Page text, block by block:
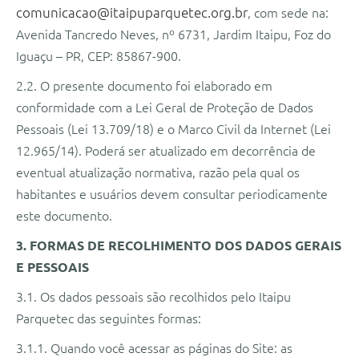
comunicacao@itaipuparquetec.org.br, com sede na:
Avenida Tancredo Neves, nº 6731, Jardim Itaipu, Foz do
Iguaçu – PR, CEP: 85867-900.
2.2. O presente documento foi elaborado em
conformidade com a Lei Geral de Proteção de Dados
Pessoais (Lei 13.709/18) e o Marco Civil da Internet (Lei
12.965/14). Poderá ser atualizado em decorrência de
eventual atualização normativa, razão pela qual os
habitantes e usuários devem consultar periodicamente
este documento.
3. FORMAS DE RECOLHIMENTO DOS DADOS GERAIS
E PESSOAIS
3.1. Os dados pessoais são recolhidos pelo Itaipu
Parquetec das seguintes formas:
3.1.1. Quando você acessar as páginas do Site: as